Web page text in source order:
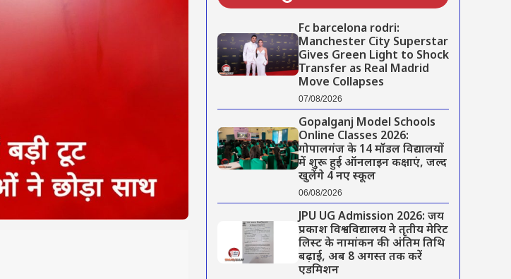
Fc barcelona rodri:
Manchester City Superstar
Gives Green Light to Shock
Transfer as Real Madrid
Move Collapses
07/08/2026
Gopalganj Model Schools
Online Classes 2026:
गोपालगंज के 14 मॉडल विद्यालयों
में शुरू हुई ऑनलाइन कक्षाएं, जल्द
खुलेंगे 4 नए स्कूल
06/08/2026
JPU UG Admission 2026: जय
प्रकाश विश्वविद्यालय ने तृतीय मेरिट
लिस्ट के नामांकन की अंतिम तिथि
बढ़ाई, अब 8 अगस्त तक करें
एडमिशन